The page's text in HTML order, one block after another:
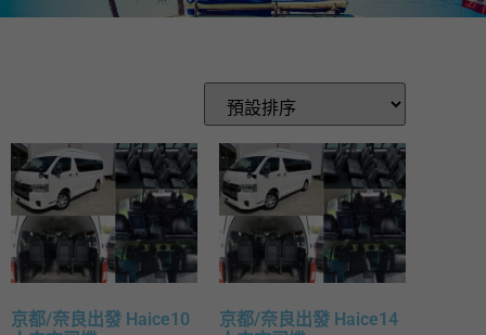
京都/奈良出發 Haice10
京都/奈良出發 Haice14